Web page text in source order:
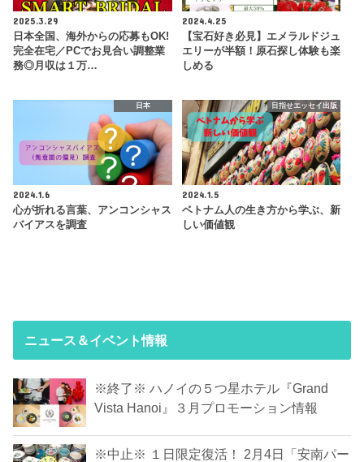
2025.3.29
日本全国、海外からの応募もOK!
完全在宅／PCでお見合い調整業
務◎月収は１万…
2024.4.25
【宝石好き必見】エメラルドジュ
エリーが半額！原石探し体験も楽
しめる
日本
2024.1.6
心が折れる言葉、アンコンシャス
バイアスを調査
目指せエッセイ出版
2024.1.5
ベトナム人の生き方から学ぶ、新
しい価値観
ニュース＆イベント情報
※終了※ ハノイの５つ星ホテル『Grand
Vista Hanoi』３月プロモーション情報
※中止※ １日限定復活！ 2月4日「安南パー